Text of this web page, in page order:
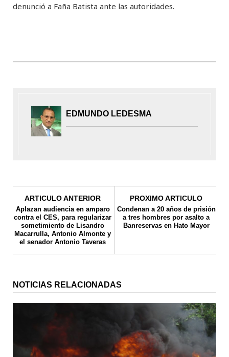
denunció a Faña Batista ante las autoridades.
EDMUNDO LEDESMA
ARTICULO ANTERIOR
Aplazan audiencia en amparo
contra el CES, para regularizar
sometimiento de Lisandro
Macarrulla, Antonio Almonte y
el senador Antonio Taveras
PROXIMO ARTICULO
Condenan a 20 años de prisión
a tres hombres por asalto a
Banreservas en Hato Mayor
NOTICIAS RELACIONADAS